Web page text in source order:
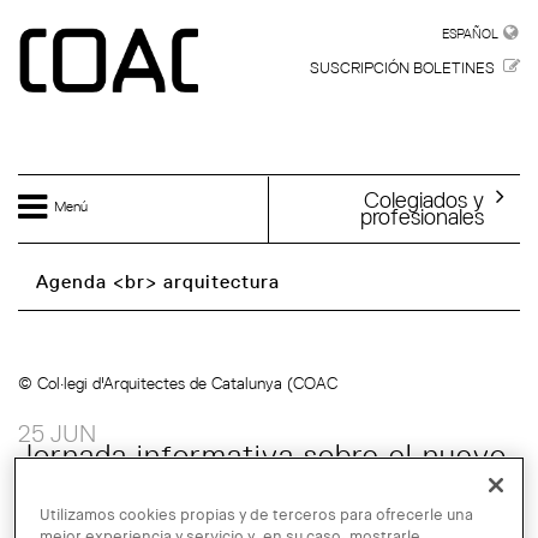
ESPAÑOL
SUSCRIPCIÓN BOLETINES
Menú Colegiados y
profesionales
Agenda <br> arquitectura
© Col·legi d'Arquitectes de Catalunya (COAC
25 JUN
Jornada informativa sobre el nuevo
Utilizamos cookies propias y de terceros para ofrecerle una